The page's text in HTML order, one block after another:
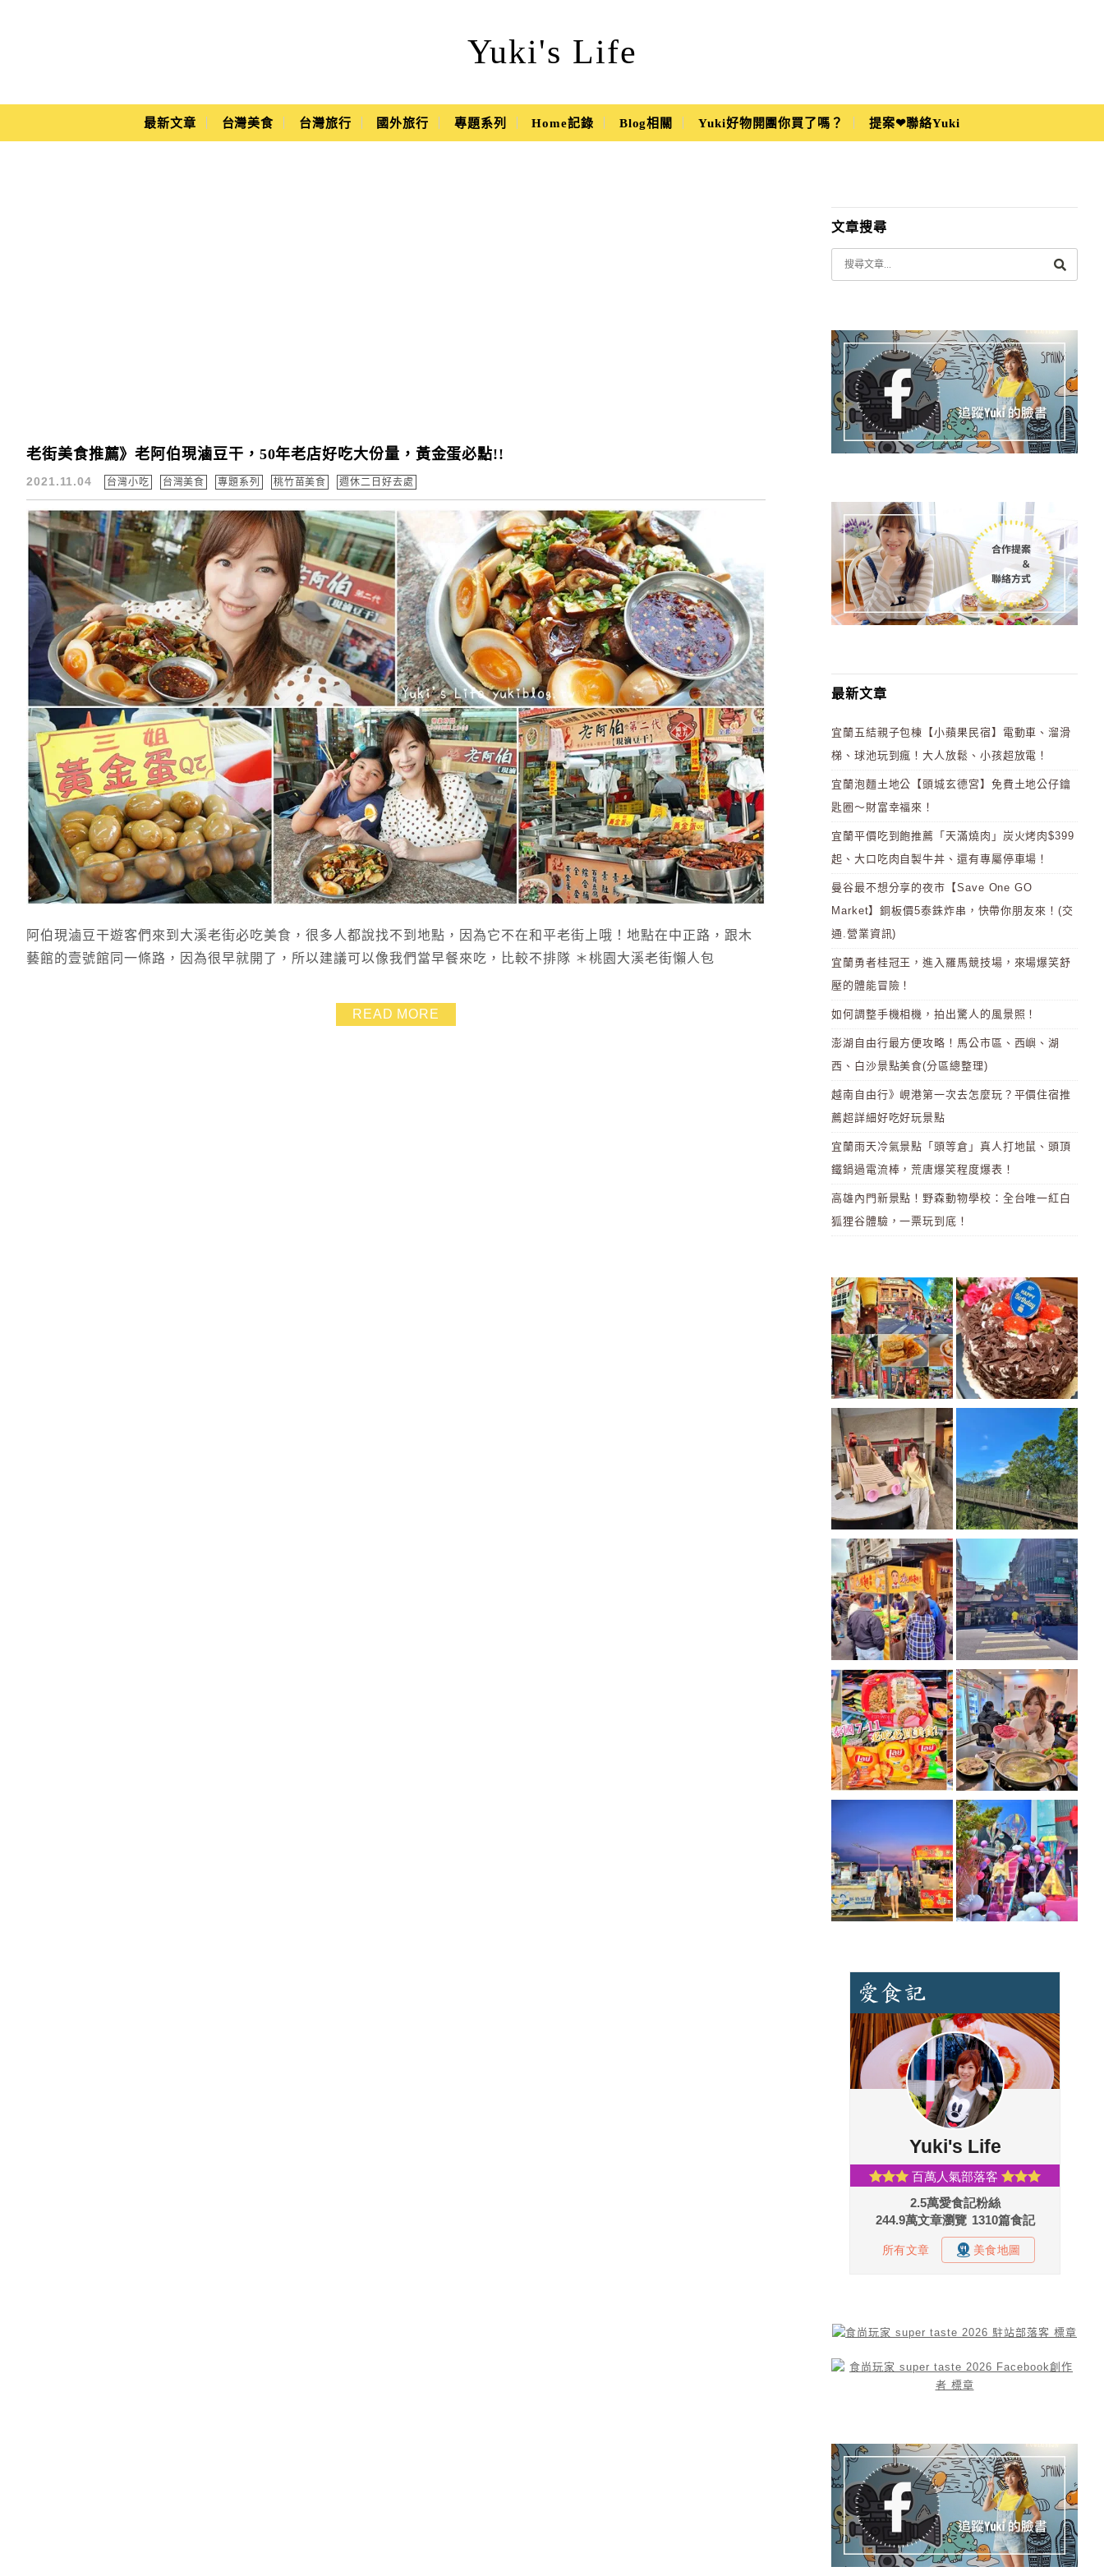
Yuki's Life
Yuki's Life
Main Menu
最新文章 台灣美食 台灣旅行 國外旅行 專題系列 Home記錄 Blog相關 Yuki好物開團你買了嗎？ 提案❤聯絡Yuki
老街美食推薦》老阿伯現滷豆干，50年老店好吃大份量，黃金蛋必點!!
2021.11.04 台灣小吃 台灣美食 專題系列 桃竹苗美食 週休二日好去處
阿伯現滷豆干遊客們來到大溪老街必吃美食，很多人都說找不到地點，因為它不在和平老街上哦！地點在中正路，跟木
藝館的壹號館同一條路，因為很早就開了，所以建議可以像我們當早餐來吃，比較不排隊 ＊桃園大溪老街懶人包
READ MORE
文章搜尋
最新文章
宜蘭五結親子包棟【小蘋果民宿】電動車、溜滑
梯、球池玩到瘋！大人放鬆、小孩超放電！
宜蘭泡麵土地公【頭城玄德宮】免費土地公仔鑰
匙圈～財富幸福來！
宜蘭平價吃到飽推薦「天滿燒肉」炭火烤肉$399
起、大口吃肉自製牛丼、還有專屬停車場！
曼谷最不想分享的夜市【Save One GO
Market】銅板價5泰銖炸串，快帶你朋友來！(交
通.營業資訊)
宜蘭勇者桂冠王，進入羅馬競技場，來場爆笑舒
壓的體能冒險！
如何調整手機相機，拍出驚人的風景照！
澎湖自由行最方便攻略！馬公市區、西嶼、湖
西、白沙景點美食(分區總整理)
越南自由行》峴港第一次去怎麼玩？平價住宿推
薦超詳細好吃好玩景點
宜蘭雨天冷氣景點「頭等倉」真人打地鼠、頭頂
鐵鍋過電流棒，荒唐爆笑程度爆表！
高雄內門新景點！野森動物學校：全台唯一紅白
狐狸谷體驗，一票玩到底！